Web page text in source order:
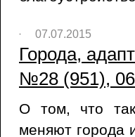
07.07.2015
Города,
№28 (951),
О том, что
меняют города